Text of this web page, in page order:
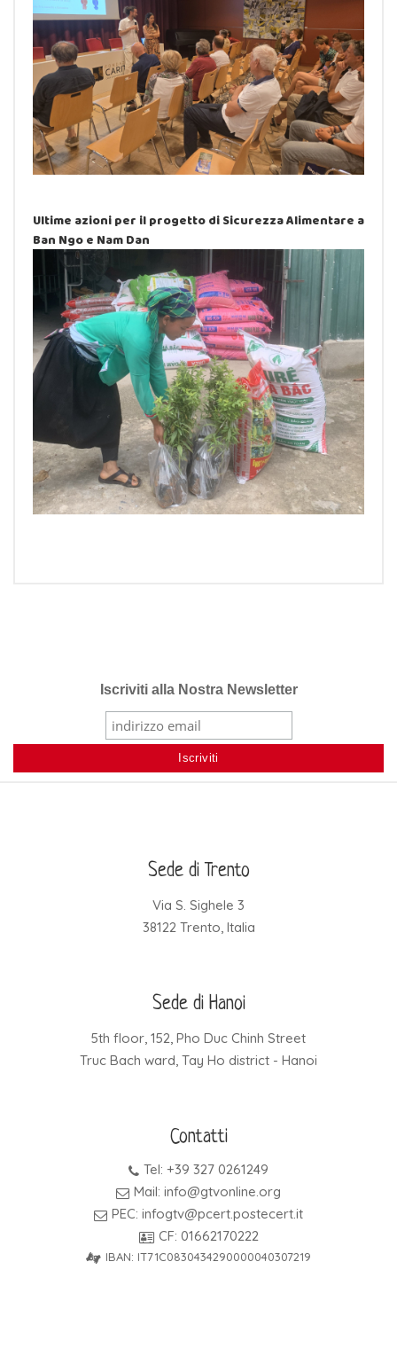
Ultime azioni per il progetto di Sicurezza Alimentare a
Ban Ngo e Nam Dan
Iscriviti alla Nostra Newsletter
Sede di Trento
Via S. Sighele 3
38122 Trento, Italia
Sede di Hanoi
5th floor, 152, Pho Duc Chinh Street
Truc Bach ward, Tay Ho district - Hanoi
Contatti
Tel: +39 327 0261249
Mail: info@gtvonline.org
PEC: infogtv@pcert.postecert.it
CF: 01662170222
IBAN: IT71C0830434290000040307219